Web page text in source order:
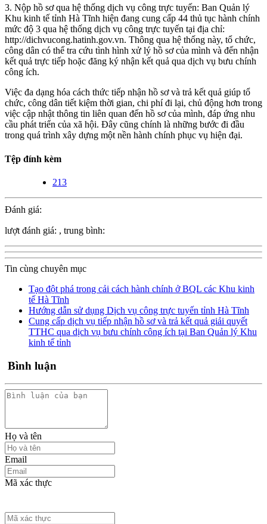
3. Nộp hồ sơ qua hệ thống dịch vụ công trực tuyến: Ban Quản lý
Khu kinh tế tỉnh Hà Tĩnh hiện đang cung cấp 44 thủ tục hành chính
mức độ 3 qua hệ thống dịch vụ công trực tuyến tại địa chỉ:
http://dichvucong.hatinh.gov.vn. Thông qua hệ thống này, tổ chức,
công dân có thể tra cứu tình hình xử lý hồ sơ của mình và đến nhận
kết quả trực tiếp hoặc đăng ký nhận kết quả qua dịch vụ bưu chính
công ích.
Việc đa dạng hóa cách thức tiếp nhận hồ sơ và trả kết quả giúp tổ
chức, công dân tiết kiệm thời gian, chi phí đi lại, chủ động hơn trong
việc cập nhật thông tin liên quan đến hồ sơ của mình, đáp ứng nhu
cầu phát triển của xã hội. Đây cũng chính là những bước đi đầu
trong quá trình xây dựng một nền hành chính phục vụ hiện đại.
Tệp đính kèm
213
Đánh giá:
lượt đánh giá: , trung bình:
Tin cùng chuyên mục
Tạo đột phá trong cải cách hành chính ở BQL các Khu kinh
tế Hà Tĩnh
Hướng dẫn sử dụng Dịch vụ công trực tuyến tỉnh Hà Tĩnh
Cung cấp dịch vụ tiếp nhận hồ sơ và trả kết quả giải quyết
TTHC qua dịch vụ bưu chính công ích tại Ban Quản lý Khu
kinh tế tỉnh
Bình luận
Họ và tên
Email
Mã xác thực